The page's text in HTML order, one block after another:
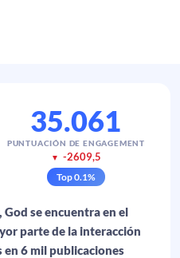
35.061
PUNTUACIÓN DE ENGAGEMENT
▼ -2609,5
Top0.1%
se encuentra en el
parte de la interacción
en 6 mil publicaciones